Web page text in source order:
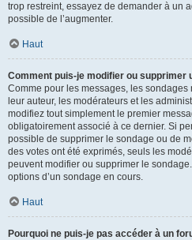
trop restreint, essayez de demander à un
possible de l’augmenter.
Haut
Comment puis-je modifier ou supprimer
Comme pour les messages, les
leur auteur, les modérateurs et les
modifiez tout simplement le premier
obligatoirement associé à ce dernier. Si
possible de supprimer le sondage ou de
des votes ont été exprimés, seuls les
peuvent modifier ou supprimer le
options d’un sondage en cours.
Haut
Pourquoi ne puis-je pas accéder à un